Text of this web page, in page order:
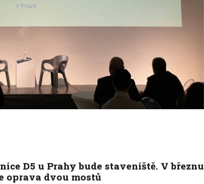
D5 u Prahy bude staveniště. V březnu
oprava dvou mostů